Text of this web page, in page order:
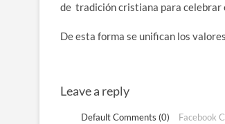
de tradición cristiana para celebrar
De esta forma se unifican los
Leave a reply
Default Comments (0) Facebook